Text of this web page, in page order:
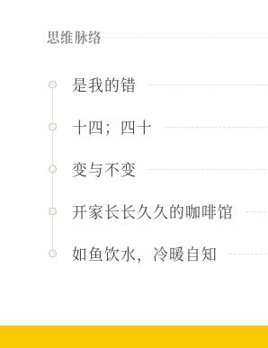
思维脉络
是我的错
十四；四十
变与不变
开家长长久久的咖啡馆
如鱼饮水，冷暖自知